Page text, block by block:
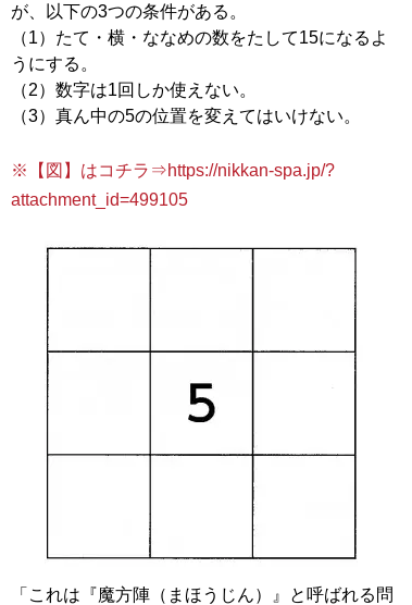
が、以下の3つの条件がある。
（1）たて・横・ななめの数をたして15になるよ
うにする。
（2）数字は1回しか使えない。
（3）真ん中の5の位置を変えてはいけない。
※【図】はコチラ⇒https://nikkan-spa.jp/?
attachment_id=499105
「これは『魔方陣（まほうじん）』と呼ばれる問